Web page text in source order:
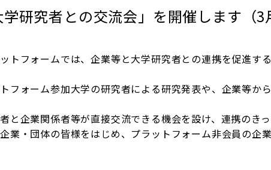
学研究者との交流会」を開催します（3
トフォームでは、企業等と大学研究者との連携を促進
フォーム参加大学の研究者による研究発表や、企業等
と企業関係者等が直接交流できる機会を設け、連携のきっ
業・団体の皆様をはじめ、プラットフォーム非会員の